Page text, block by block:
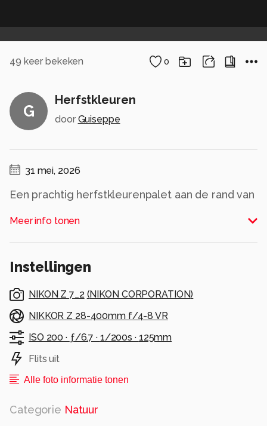
49 keer bekeken 0
G
Herfstkleuren
door Guiseppe
31 mei, 2026
Een prachtig herfstkleurenpalet aan de rand van
Meer info tonen
Instellingen
NIKON Z 7_2 (NIKON CORPORATION)
NIKKOR Z 28-400mm f/4-8 VR
ISO 200 · ƒ/6.7 · 1/200s · 125mm
Flits uit
Alle foto informatie tonen
Categorie Natuur